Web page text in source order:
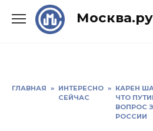
Москва.ру
ГЛАВНАЯ » ИНТЕРЕСНО
СЕЙЧАС
» КАРЕН
ЧТО
ВОПРОС
РОССИИ